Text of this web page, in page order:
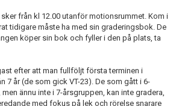
från kl 12.00 utanför motionsrummet. Kom i
tidigare måste ha med sin graderingsbok. De
köper sin bok och fyller i den på plats, ta
efter att man fullföljt första terminen i
7 år (de som gick VT-23). De som gått i 6-
ännu inte i 7-årsgruppen, kan inte gradera,
med fokus på lek och rörelse snarare